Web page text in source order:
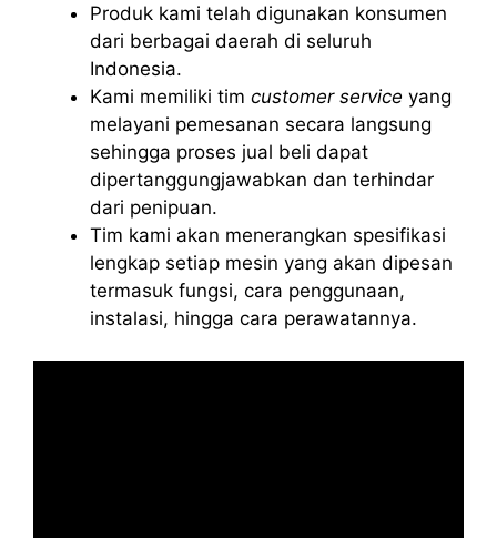
Produk kami telah digunakan konsumen
dari berbagai daerah di seluruh
Indonesia.
Kami memiliki tim customer service yang
melayani pemesanan secara langsung
sehingga proses jual beli dapat
dipertanggungjawabkan dan terhindar
dari penipuan.
Tim kami akan menerangkan spesifikasi
lengkap setiap mesin yang akan dipesan
termasuk fungsi, cara penggunaan,
instalasi, hingga cara perawatannya.